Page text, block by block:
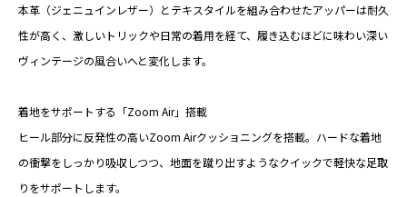
本革（ジェニュインレザー）とテキスタイルを組み合わせたアッパーは耐久
性が高く、激しいトリックや日常の着用を経て、履き込むほどに味わい深い
ヴィンテージの風合いへと変化します。
着地をサポートする「Zoom Air」搭載
ヒール部分に反発性の高いZoom Airクッショニングを搭載。ハードな着地
の衝撃をしっかり吸収しつつ、地面を蹴り出すようなクイックで軽快な足取
りをサポートします。